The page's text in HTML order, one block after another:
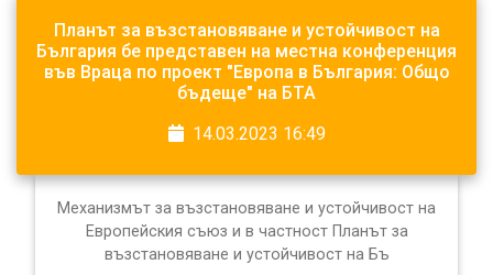
Планът за възстановяване и устойчивост на
България бе представен на местна конференция
във Враца по проект "Европа в България: Общо
бъдеще" на БТА
14.03.2023 16:49
Механизмът за възстановяване и устойчивост на
Европейския съюз и в частност Планът за
възстановяване и устойчивост на Бъ